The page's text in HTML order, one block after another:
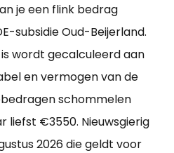
je een flink bedrag
subsidie Oud-Beijerland.
wordt gecalculeerd aan
en vermogen van de
schommelen
liefst €3550. Nieuwsgierig
2026 die geldt voor